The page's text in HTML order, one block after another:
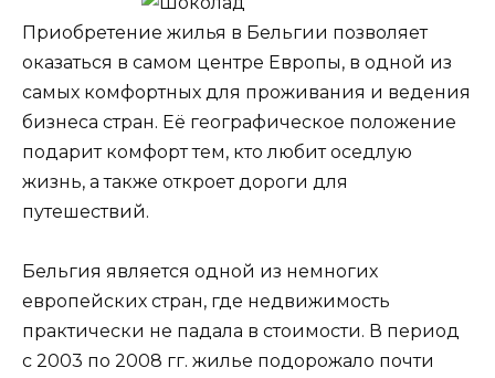
Приобретение жилья в Бельгии позволяет
оказаться в самом центре Европы, в одной из
самых комфортных для проживания и ведения
бизнеса стран. Её географическое положение
подарит комфорт тем, кто любит оседлую
жизнь, а также откроет дороги для
путешествий.
Бельгия является одной из немногих
европейских стран, где недвижимость
практически не падала в стоимости. В период
с 2003 по 2008 гг. жилье подорожало почти